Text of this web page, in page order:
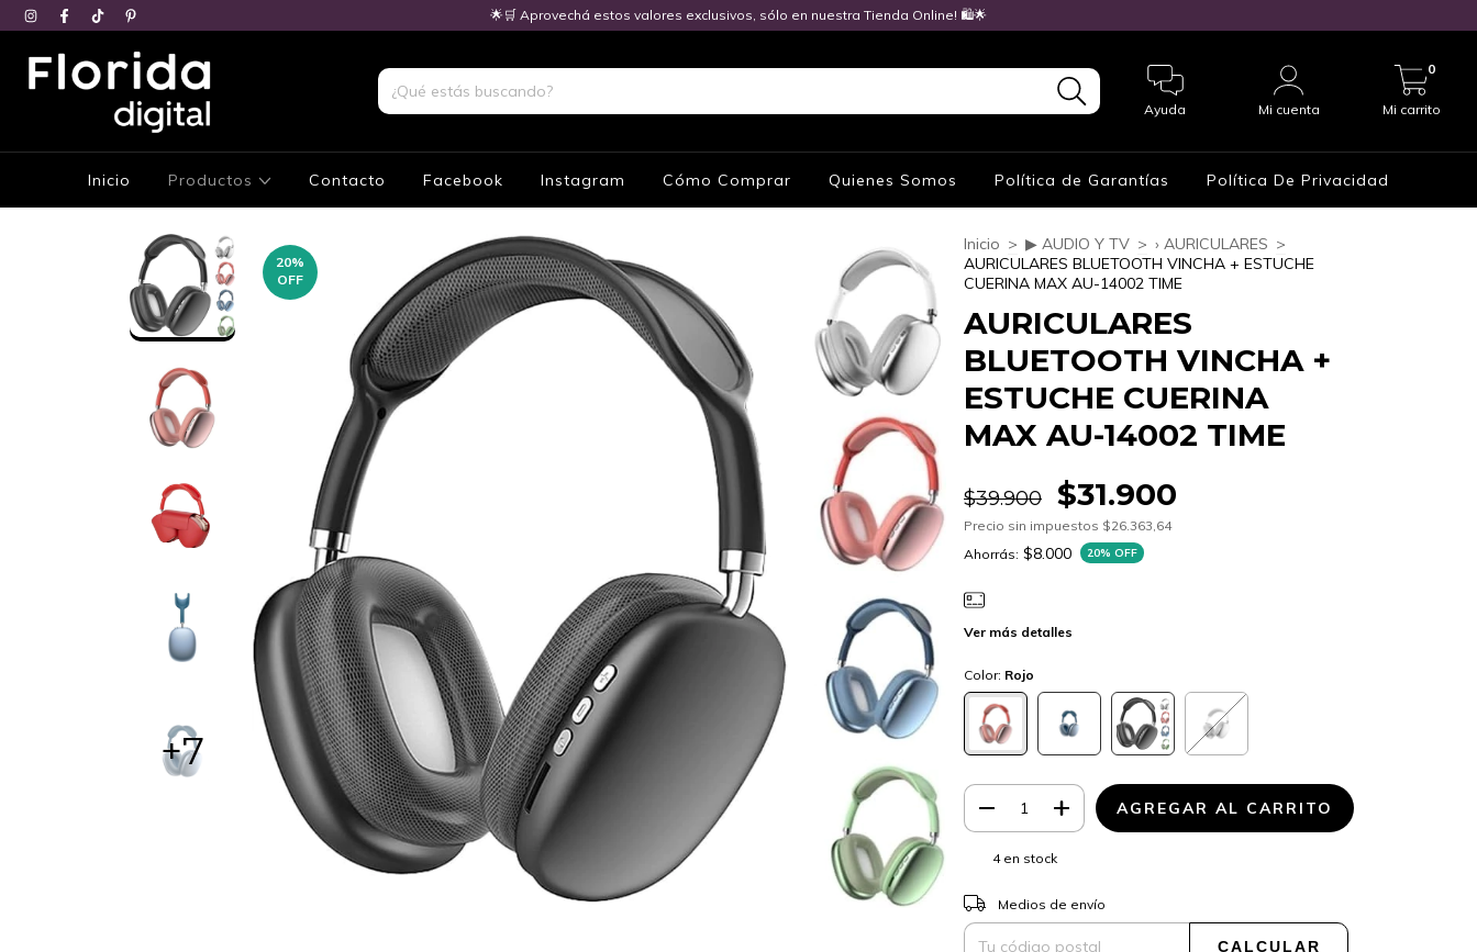
🌟🛒 Aprovechá estos valores exclusivos, sólo en nuestra Tienda Online! 🛍️🌟
Ayuda Mi cuenta Mi carrito
0
Inicio Productos Contacto Facebook Instagram Cómo Comprar Quienes Somos Política de Garantías Política De Privacidad
+7
20%
OFF
Inicio > ▶ AUDIO Y TV > › AURICULARES >
AURICULARES BLUETOOTH VINCHA + ESTUCHE
CUERINA MAX AU-14002 TIME
AURICULARES
BLUETOOTH VINCHA +
ESTUCHE CUERINA
MAX AU-14002 TIME
$39.900 $31.900
Precio sin impuestos $26.363,64
Ahorrás: $8.000 20% OFF
Ver más detalles
Color: Rojo
4en stock
Entregas para el CP:
Medios de envío
CALCULAR